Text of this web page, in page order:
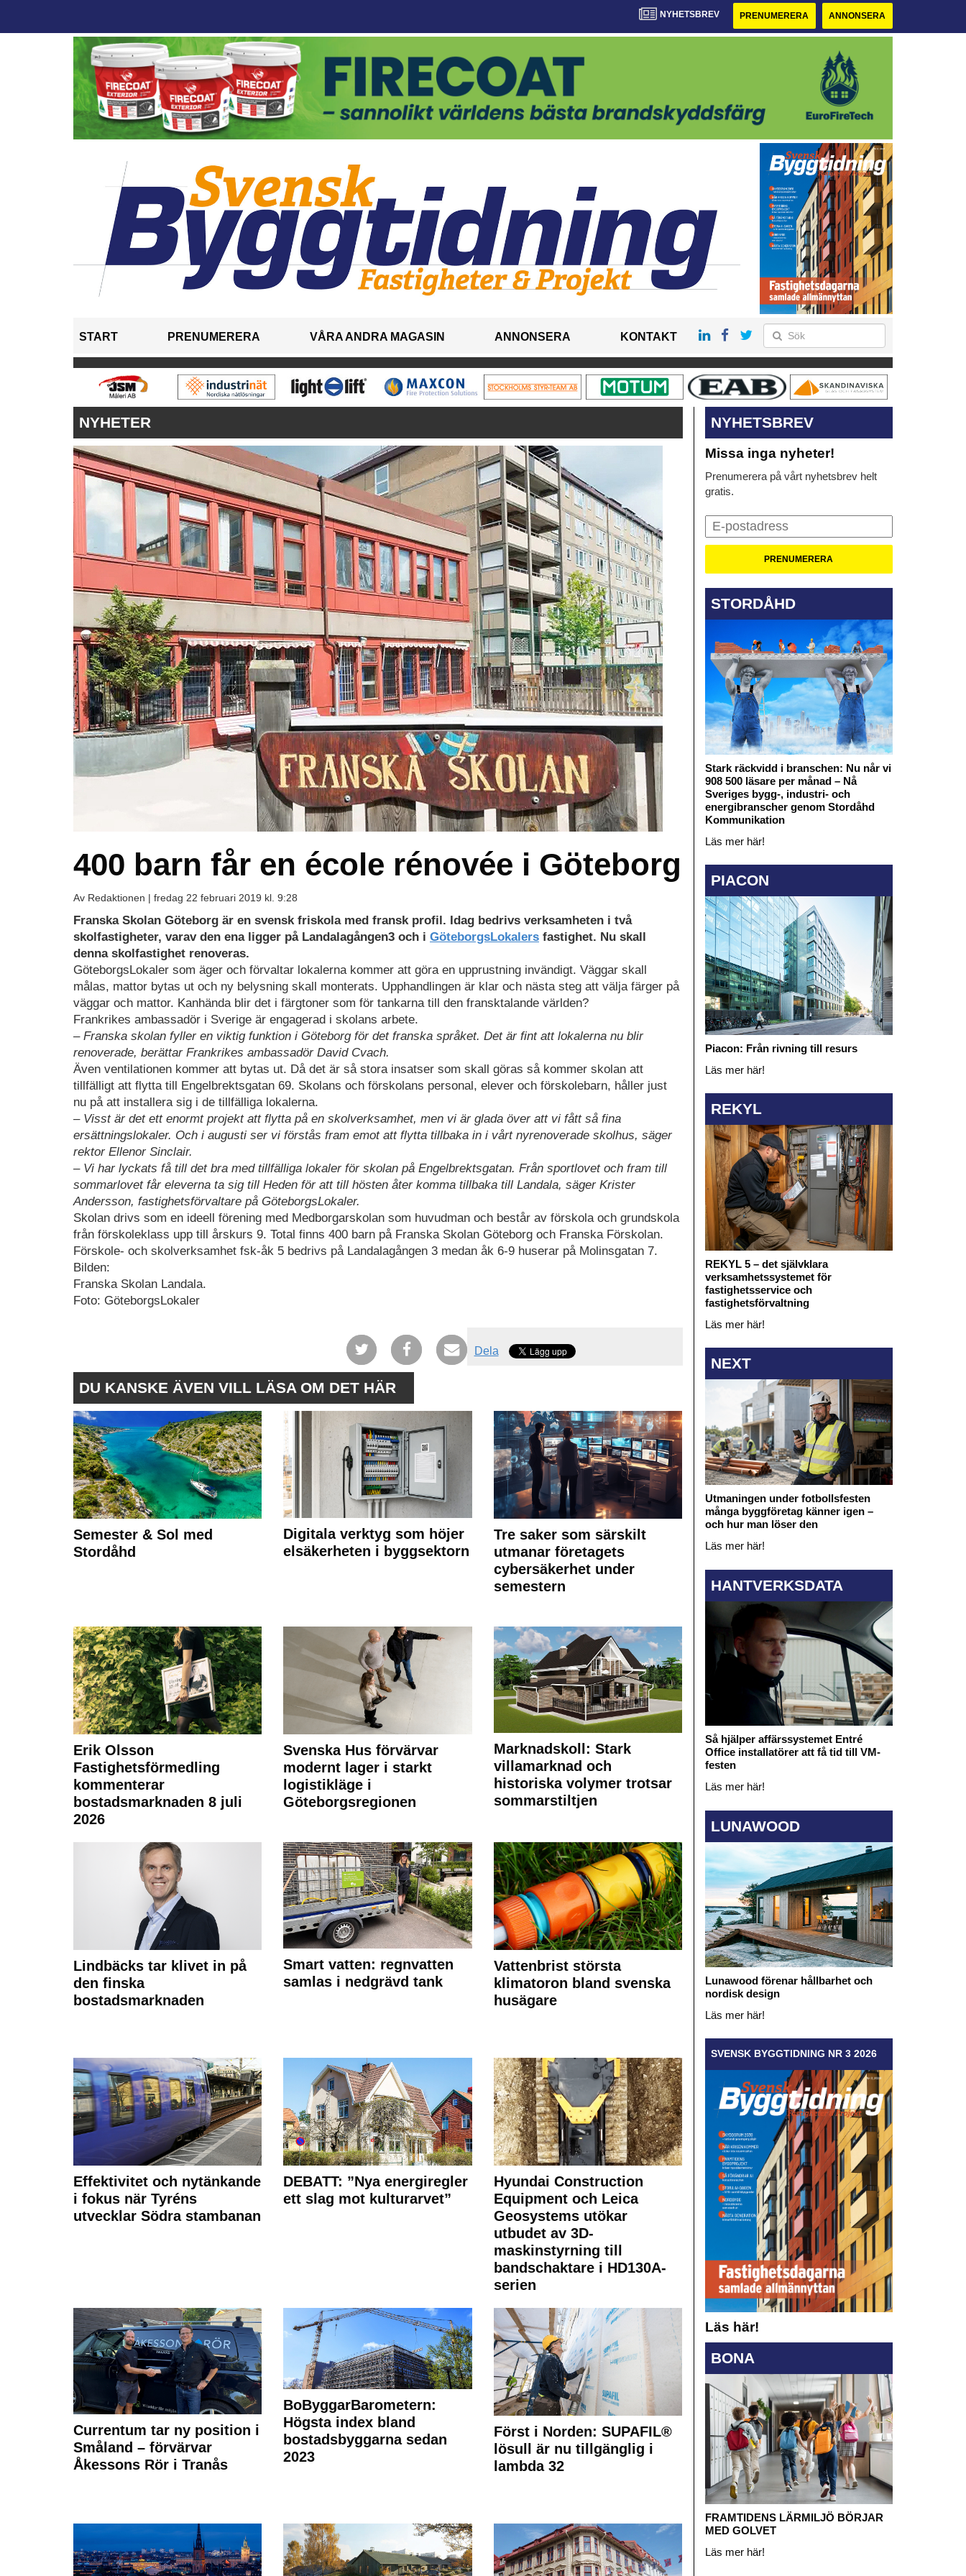
NYHETSBREV PRENUMERERA ANNONSERA
START PRENUMERERA VÅRA ANDRA MAGASIN ANNONSERA KONTAKT
NYHETER
400 barn får en école rénovée i Göteborg
Av Redaktionen | fredag 22 februari 2019 kl. 9:28
Franska Skolan Göteborg är en svensk friskola med fransk profil. Idag bedrivs verksamheten i två
skolfastigheter, varav den ena ligger på Landalagången3 och i GöteborgsLokalers fastighet. Nu skall
denna skolfastighet renoveras.
GöteborgsLokaler som äger och förvaltar lokalerna kommer att göra en upprustning invändigt. Väggar skall
målas, mattor bytas ut och ny belysning skall monterats. Upphandlingen är klar och nästa steg att välja färger på
väggar och mattor. Kanhända blir det i färgtoner som för tankarna till den fransktalande världen?
Frankrikes ambassadör i Sverige är engagerad i skolans arbete.
– Franska skolan fyller en viktig funktion i Göteborg för det franska språket. Det är fint att lokalerna nu blir
renoverade, berättar Frankrikes ambassadör David Cvach.
Även ventilationen kommer att bytas ut. Då det är så stora insatser som skall göras så kommer skolan att
tillfälligt att flytta till Engelbrektsgatan 69. Skolans och förskolans personal, elever och förskolebarn, håller just
nu på att installera sig i de tillfälliga lokalerna.
– Visst är det ett enormt projekt att flytta på en skolverksamhet, men vi är glada över att vi fått så fina
ersättningslokaler. Och i augusti ser vi förstås fram emot att flytta tillbaka in i vårt nyrenoverade skolhus, säger
rektor Ellenor Sinclair.
– Vi har lyckats få till det bra med tillfälliga lokaler för skolan på Engelbrektsgatan. Från sportlovet och fram till
sommarlovet får eleverna ta sig till Heden för att till hösten åter komma tillbaka till Landala, säger Krister
Andersson, fastighetsförvaltare på GöteborgsLokaler.
Skolan drivs som en ideell förening med Medborgarskolan som huvudman och består av förskola och grundskola
från förskoleklass upp till årskurs 9. Total finns 400 barn på Franska Skolan Göteborg och Franska Förskolan.
Förskole- och skolverksamhet fsk-åk 5 bedrivs på Landalagången 3 medan åk 6-9 huserar på Molinsgatan 7.
Bilden:
Franska Skolan Landala.
Foto: GöteborgsLokaler
Dela
DU KANSKE ÄVEN VILL LÄSA OM DET HÄR
Semester & Sol med
Stordåhd
Digitala verktyg som höjer
elsäkerheten i byggsektorn
Tre saker som särskilt
utmanar företagets
cybersäkerhet under
semestern
Erik Olsson
Fastighetsförmedling
kommenterar
bostadsmarknaden 8 juli
2026
Svenska Hus förvärvar
modernt lager i starkt
logistikläge i
Göteborgsregionen
Marknadskoll: Stark
villamarknad och
historiska volymer trotsar
sommarstiltjen
Lindbäcks tar klivet in på
den finska
bostadsmarknaden
Smart vatten: regnvatten
samlas i nedgrävd tank
Vattenbrist största
klimatoron bland svenska
husägare
Effektivitet och nytänkande
i fokus när Tyréns
utvecklar Södra stambanan
DEBATT: ”Nya energiregler
ett slag mot kulturarvet”
Hyundai Construction
Equipment och Leica
Geosystems utökar
utbudet av 3D-
maskinstyrning till
bandschaktare i HD130A-
serien
Currentum tar ny position i
Småland – förvärvar
Åkessons Rör i Tranås
BoByggarBarometern:
Högsta index bland
bostadsbyggarna sedan
2023
Först i Norden: SUPAFIL®
lösull är nu tillgänglig i
lambda 32
NYHETSBREV
Missa inga nyheter!
Prenumerera på vårt nyhetsbrev helt
gratis.
STORDÅHD
Stark räckvidd i branschen: Nu når vi
908 500 läsare per månad – Nå
Sveriges bygg-, industri- och
energibranscher genom Stordåhd
Kommunikation
Läs mer här!
PIACON
Piacon: Från rivning till resurs
Läs mer här!
REKYL
REKYL 5 – det självklara
verksamhetssystemet för
fastighetsservice och
fastighetsförvaltning
Läs mer här!
NEXT
Utmaningen under fotbollsfesten
många byggföretag känner igen –
och hur man löser den
Läs mer här!
HANTVERKSDATA
Så hjälper affärssystemet Entré
Office installatörer att få tid till VM-
festen
Läs mer här!
LUNAWOOD
Lunawood förenar hållbarhet och
nordisk design
Läs mer här!
SVENSK BYGGTIDNING NR 3 2026
Läs här!
BONA
FRAMTIDENS LÄRMILJÖ BÖRJAR
MED GOLVET
Läs mer här!